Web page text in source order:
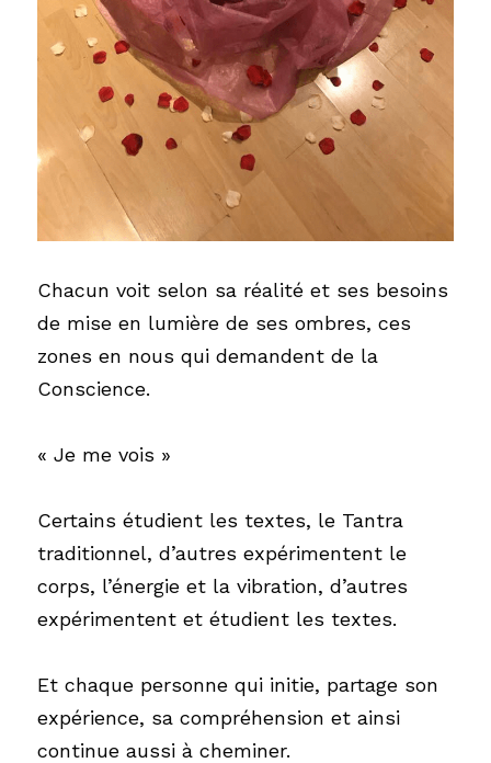
Chacun voit selon sa réalité et ses besoins
de mise en lumière de ses ombres, ces
zones en nous qui demandent de la
Conscience.
« Je me vois »
Certains étudient les textes, le Tantra
traditionnel, d’autres expérimentent le
corps, l’énergie et la vibration, d’autres
expérimentent et étudient les textes.
Et chaque personne qui initie, partage son
expérience, sa compréhension et ainsi
continue aussi à cheminer.